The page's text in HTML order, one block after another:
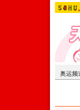
奥运频